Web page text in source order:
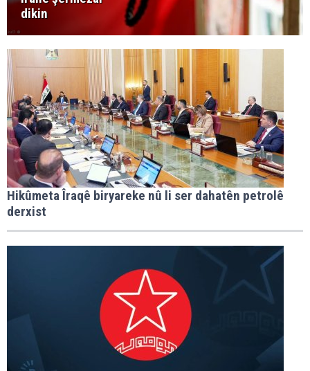
dikin
Hikûmeta Îraqê biryareke nû li ser dahatên petrolê
derxist